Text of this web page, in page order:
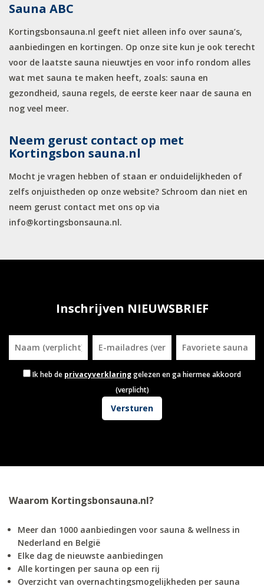
Sauna ABC
Kortingsbonsauna.nl geeft niet alleen info over sauna’s,
aanbiedingen en kortingen. Op onze site kun je ook terecht
voor de laatste sauna nieuwtjes en voor info rondom alles
wat met sauna te maken heeft, zoals: sauna en
gezondheid, sauna regels, de eerste keer naar de sauna en
nog veel meer.
Neem gerust contact op met
Kortingsbon sauna.nl
Mocht je vragen hebben of staan er onduidelijkheden of
zelfs onjuistheden op onze website? Schroom dan niet en
neem gerust contact met ons op via
info@kortingsbonsauna.nl.
Inschrijven NIEUWSBRIEF
Ik heb de privacyverklaringgelezen en ga hiermee akkoord
(verplicht)
Waarom Kortingsbonsauna.nl?
Meer dan 1000 aanbiedingen voor sauna & wellness in
Nederland en België
Elke dag de nieuwste aanbiedingen
Alle kortingen per sauna op een rij
Overzicht van overnachtingsmogelijkheden per sauna